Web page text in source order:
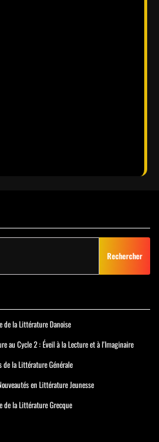
de la Littérature Danoise
au Cycle 2 : Éveil à la Lecture et à l'Imaginaire
de la Littérature Générale
en Littérature Jeunesse
de la Littérature Grecque